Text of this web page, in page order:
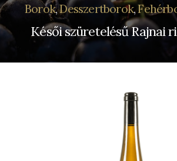
Borok,Desszertborok,
Késői szüretelésű Rajnai